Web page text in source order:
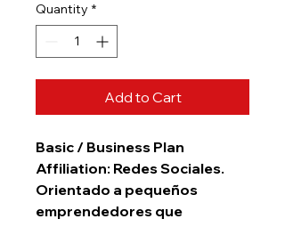
Quantity *
Add to Cart
Basic / Business Plan
Affiliation: Redes Sociales.
Orientado a pequeños
emprendedores que